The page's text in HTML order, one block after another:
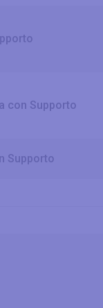
con Supporto
Supporto